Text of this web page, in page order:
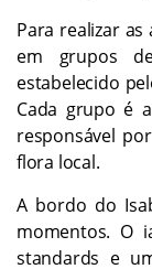
Para realizar
em grupos
estabelecido
Cada grupo é
responsável
flora local.
A bordo do
momentos. O
standards e